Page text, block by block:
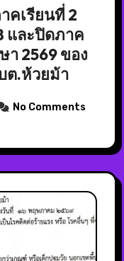
คเรียนที่ 2
และปิดภาค
า 2569 ของ
ต.ห้วยม้า
No Comments